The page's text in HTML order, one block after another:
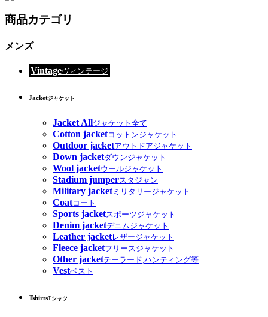
商品カテゴリ
メンズ
Vintageヴィンテージ
Jacketジャケット
Jacket Allジャケット全て
Cotton jacketコットンジャケット
Outdoor jacketアウトドアジャケット
Down jacketダウンジャケット
Wool jacketウールジャケット
Stadium jumperスタジャン
Military jacketミリタリージャケット
Coatコート
Sports jacketスポーツジャケット
Denim jacketデニムジャケット
Leather jacketレザージャケット
Fleece jacketフリースジャケット
Other jacketテーラード,ハンティング等
Vestベスト
TshirtsTシャツ